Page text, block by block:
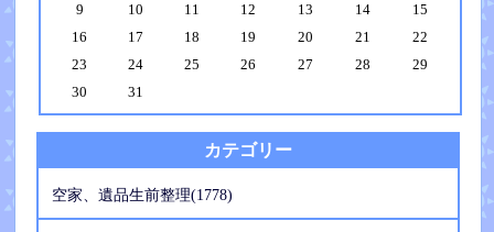
9
10 11 12 13 14
15
16
17 18 19 20 21
22
23
24 25 26 27 28
29
30
31
カテゴリー
空家、遺品生前整理(1778)